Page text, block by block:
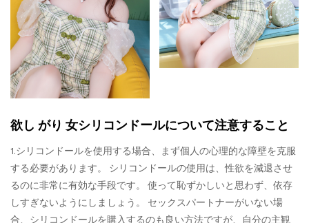
欲し がり 女シリコンドールについて注意すること
1.シリコンドールを使用する場合、まず個人の心理的な障壁を克服
する必要があります。 シリコンドールの使用は、性欲を減退させ
るのに非常に有効な手段です。 使って恥ずかしいと思わず、依存
しすぎないようにしましょう。 セックスパートナーがいない場
合、シリコンドールを購入するのも良い方法ですが、自分の主観